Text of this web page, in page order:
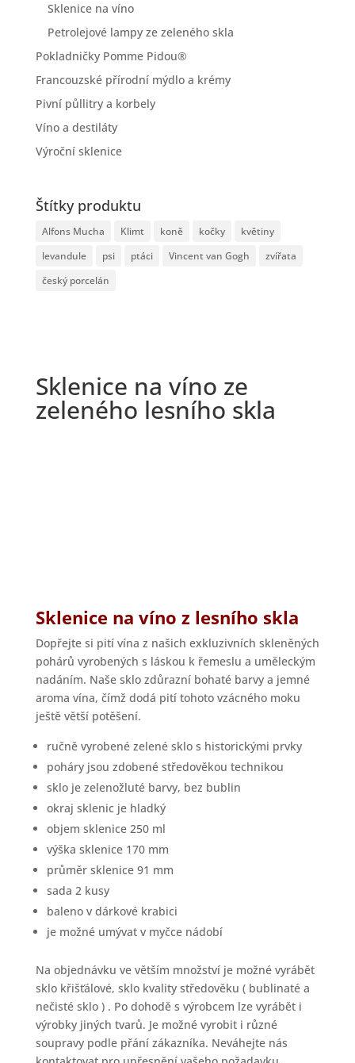
Sklenice na víno
Petrolejové lampy ze zeleného skla
Pokladničky Pomme Pidou®
Francouzské přírodní mýdlo a krémy
Pivní půllitry a korbely
Víno a destiláty
Výroční sklenice
Štítky produktu
Alfons Mucha Klimt koně kočky
květiny
levandule
psi ptáci Vincent van Gogh
zvířata
český porcelán
Sklenice na víno ze
zeleného lesního skla
Sklenice na víno z lesního skla
Dopřejte si pití vína z našich exkluzivních skleněných
pohárů vyrobených s láskou k řemeslu a uměleckým
nadáním. Naše sklo zdůrazní bohaté barvy a jemné
aroma vína, čímž dodá pití tohoto vzácného moku
ještě větší potěšení.
ručně vyrobené zelené sklo s historickými prvky
poháry jsou zdobené středověkou technikou
sklo je zelenožluté barvy, bez bublin
okraj sklenic je hladký
objem sklenice 250 ml
výška sklenice 170 mm
průměr sklenice 91 mm
sada 2 kusy
baleno v dárkové krabici
je možné umývat v myčce nádobí
Na objednávku ve větším množství je možné vyrábět
sklo křišťálové, sklo kvality středověku ( bublinaté a
nečisté sklo ) . Po dohodě s výrobcem lze vyrábět i
výrobky jiných tvarů. Je možné vyrobit i různé
soupravy podle přání zákazníka. Neváhejte nás